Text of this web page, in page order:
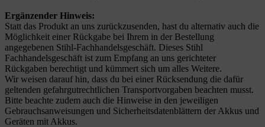
Ergänzender Hinweis:
Statt das Produkt an uns zurückzusenden, hast du alternativ auch die
Möglichkeit einer Rückgabe bei Ihrem in der Bestellung
angegebenen Stihl-Fachhandelsgeschäft. Dieses Stihl
Fachhandelsgeschäft ist zum Empfang an uns gerichteter
Rückgaben berechtigt und kümmert sich um alles Weitere.
Wir weisen darauf hin, dass du bei einer Rücksendung die dafür
geltenden gefahrgutrechtlichen Transportvorgaben beachten musst.
Bitte beachte zudem auch die Hinweise in den jeweiligen
Gebrauchsanweisungen und Sicherheitsdatenblättern der Akkus und
Geräten mit Akkus.